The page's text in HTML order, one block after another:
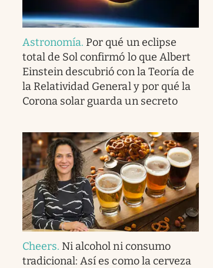
Astronomía. Por qué un eclipse
total de Sol confirmó lo que Albert
Einstein descubrió con la Teoría de
la Relatividad General y por qué la
Corona solar guarda un secreto
Cheers. Ni alcohol ni consumo
tradicional: Así es como la cerveza